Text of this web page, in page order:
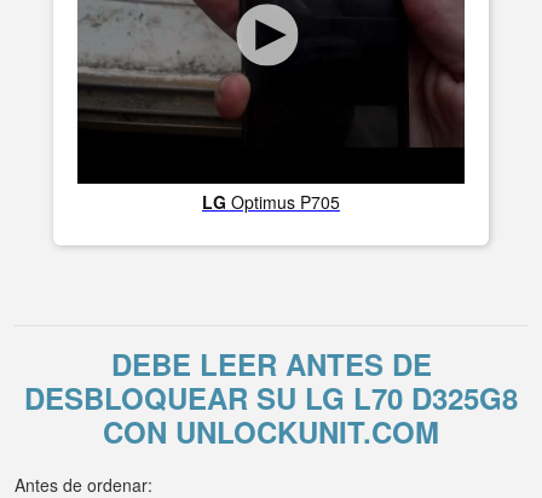
LG Optimus P705
DEBE LEER ANTES DE
DESBLOQUEAR SU LG L70 D325G8
CON UNLOCKUNIT.COM
Antes de ordenar: